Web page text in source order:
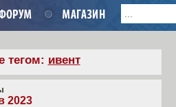
тегом: ивент
2023